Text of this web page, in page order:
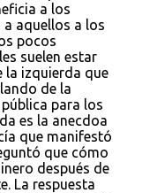
a los
aquellos a los
pocos
suelen estar
la izquierda que
de la
para los
es la anecdoa
que manifestó
que cómo
después de
La respuesta